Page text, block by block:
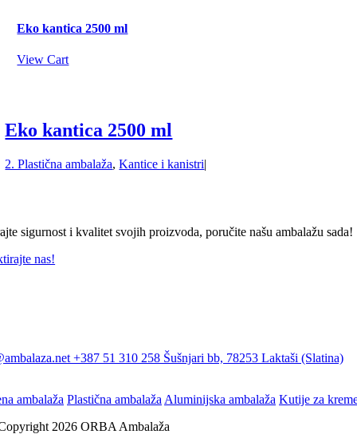
Eko kantica 2500 ml
View Cart
Eko kantica 2500 ml
2. Plastična ambalaža,Kantice i kanistri|
sigurnost i kvalitet svojih proizvoda, poručite našu ambalažu sada!
nas!
+387 51 310 258 Šušnjari bb, 78253 Laktaši (Slatina)
ambalaža Plastična ambalaža Aluminijska ambalaža Kutije za
2026 ORBA Ambalaža